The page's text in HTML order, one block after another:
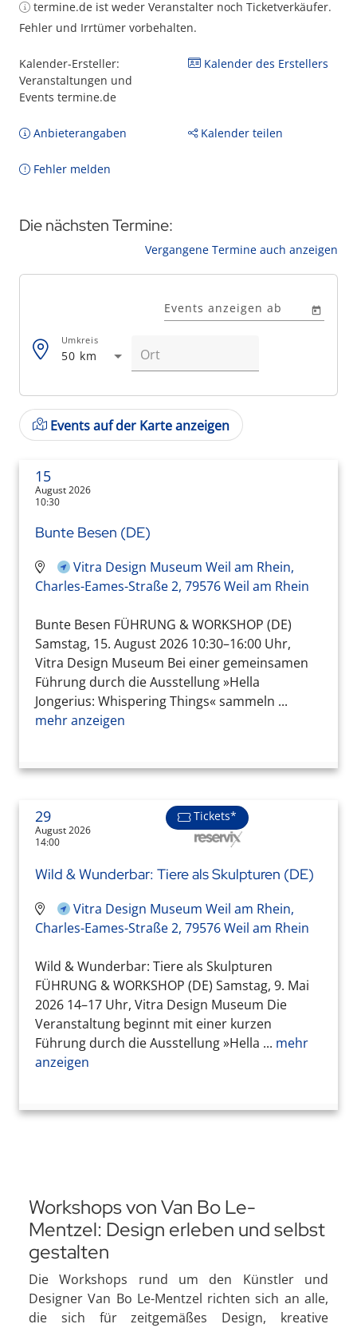
termine.de ist weder Veranstalter noch Ticketverkäufer.
Fehler und Irrtümer vorbehalten.
Kalender-Ersteller:
Veranstaltungen und
Events termine.de
Kalender des Erstellers
Anbieterangaben Kalender teilen
Fehler melden
Die nächsten Termine:
Vergangene Termine auch anzeigen
Events anzeigen ab
50 km
Umkreis
Events auf der Karte anzeigen
15
August 2026
10:30
Bunte Besen (DE)
Vitra Design Museum Weil am Rhein,
Charles-Eames-Straße 2, 79576 Weil am Rhein
Bunte Besen FÜHRUNG & WORKSHOP (DE)
Samstag, 15. August 2026 10:30–16:00 Uhr,
Vitra Design Museum Bei einer gemeinsamen
Führung durch die Ausstellung »Hella
Jongerius: Whispering Things« sammeln ...
mehr anzeigen
29
August 2026
14:00
Tickets*
Wild & Wunderbar: Tiere als Skulpturen (DE)
Vitra Design Museum Weil am Rhein,
Charles-Eames-Straße 2, 79576 Weil am Rhein
Wild & Wunderbar: Tiere als Skulpturen
FÜHRUNG & WORKSHOP (DE) Samstag, 9. Mai
2026 14–17 Uhr, Vitra Design Museum Die
Veranstaltung beginnt mit einer kurzen
Führung durch die Ausstellung »Hella ... mehr
anzeigen
Workshops von Van Bo Le-
Mentzel: Design erleben und selbst
gestalten
Die Workshops rund um den Künstler und
Designer Van Bo Le-Mentzel richten sich an alle,
die sich für zeitgemäßes Design, kreative